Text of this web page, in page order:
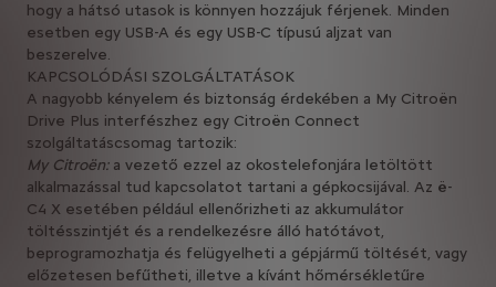
hogy a hátsó utasok is könnyen hozzájuk férjenek. Minden
esetben egy USB-A és egy USB-C típusú aljzat van
beszerelve.
KAPCSOLÓDÁSI SZOLGÁLTATÁSOK
A nagyobb kényelem és biztonság érdekében a My Citroën
Drive Plus interfészhez egy Citroën Connect
szolgáltatáscsomag tartozik:
My Citroën:a vezető ezzel az okostelefonjára letöltött
alkalmazással tud kapcsolatot tartani a gépkocsijával. Az ë-
C4 X esetében például ellenőrizheti az akkumulátor
töltésszintjét és a rendelkezésre álló hatótávot,
beprogramozhatja és felügyelheti a gépjármű töltését, vagy
előzetesen befűtheti, illetve a kívánt hőmérsékletűre